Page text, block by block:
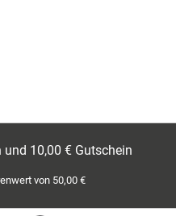
10,00 € Gutschein
von 50,00 €